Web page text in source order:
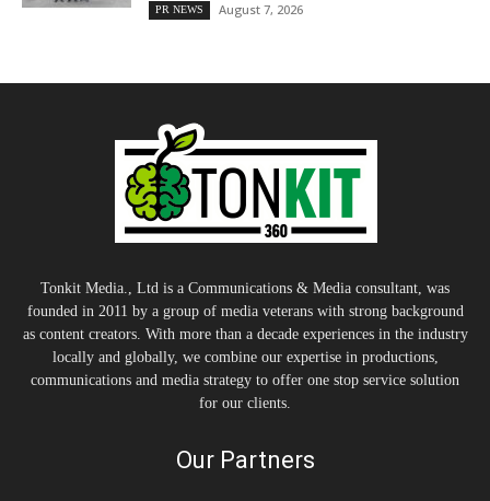
PR NEWS August 7, 2026
Tonkit Media., Ltd is a Communications & Media consultant, was
founded in 2011 by a group of media veterans with strong background
as content creators. With more than a decade experiences in the industry
locally and globally, we combine our expertise in productions,
communications and media strategy to offer one stop service solution
for our clients.
Our Partners